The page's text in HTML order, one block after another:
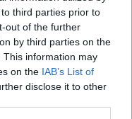
third parties prior to
out of the further
by third parties on the
This information may
on the IAB’s List of
disclose it to other